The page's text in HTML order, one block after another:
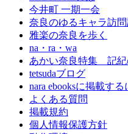
今井町 一期一会
奈良のゆるキャラ訪
雅楽の奈良を歩く
na・ra・wa
あかい奈良特集 記紀
tetsudaブログ
nara ebooksに掲載する
よくある質問
掲載規約
個人情報保護方針